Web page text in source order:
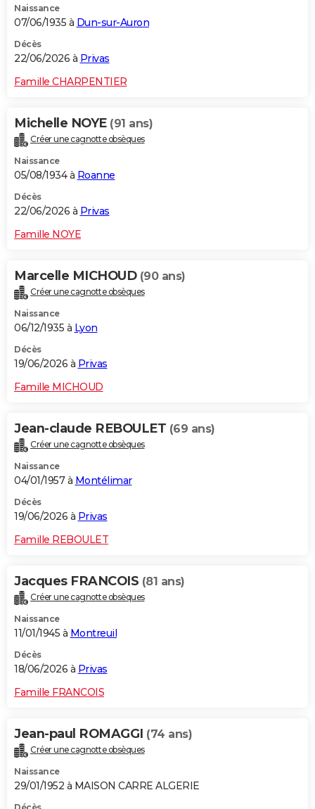
Naissance
07/06/1935 à Dun-sur-Auron
Décès
22/06/2026 à Privas
Famille CHARPENTIER
Michelle NOYE (91 ans)
Créer une cagnotte obsèques
Naissance
05/08/1934 à Roanne
Décès
22/06/2026 à Privas
Famille NOYE
Marcelle MICHOUD (90 ans)
Créer une cagnotte obsèques
Naissance
06/12/1935 à Lyon
Décès
19/06/2026 à Privas
Famille MICHOUD
Jean-claude REBOULET (69 ans)
Créer une cagnotte obsèques
Naissance
04/01/1957 à Montélimar
Décès
19/06/2026 à Privas
Famille REBOULET
Jacques FRANCOIS (81 ans)
Créer une cagnotte obsèques
Naissance
11/01/1945 à Montreuil
Décès
18/06/2026 à Privas
Famille FRANCOIS
Jean-paul ROMAGGI (74 ans)
Créer une cagnotte obsèques
Naissance
29/01/1952 à MAISON CARRE ALGERIE
Décès